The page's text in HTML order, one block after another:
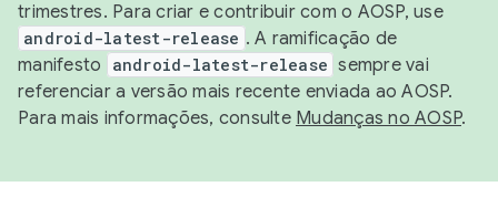
trimestres. Para criar e contribuir com o AOSP, use
android-latest-release . A ramificação de
manifesto
android-latest-release sempre vai
referenciar a versão mais recente enviada ao AOSP.
Para mais informações, consulte Mudanças no AOSP.